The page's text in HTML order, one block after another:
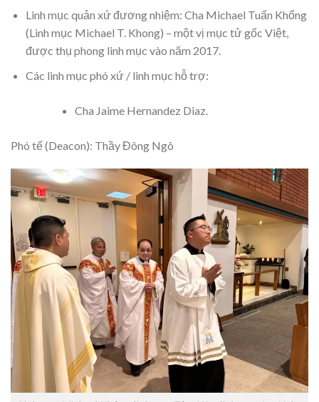
Linh mục quản xứ đương nhiệm: Cha Michael Tuấn Khổng
(Linh mục Michael T. Khong) – một vị mục tử gốc Việt,
được thụ phong linh mục vào năm 2017.
Các linh mục phó xứ / linh mục hỗ trợ:
Cha Jaime Hernandez Diaz.
Phó tế (Deacon): Thầy Đông Ngô